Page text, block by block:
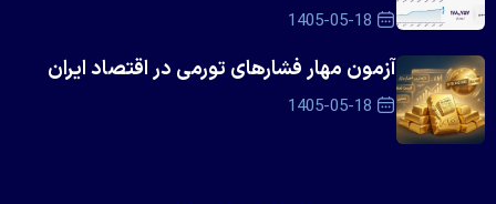
1405-05-18
آزمون مهار فشار‌های تورمی در اقتصاد ایران
1405-05-18